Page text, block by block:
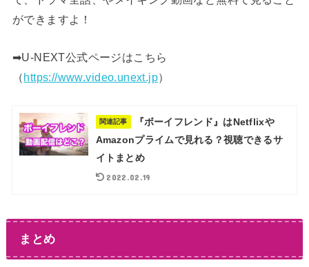
ができますよ！
➡︎U-NEXT公式ページはこちら
（https://www.video.unext.jp）
関連記事
『ボーイフレンド』はNetflixや
Amazonプライムで見れる？視聴できるサ
イトまとめ
2022.02.19
まとめ